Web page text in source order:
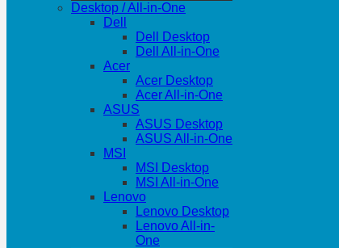
Desktop / All-in-One
Dell
Dell Desktop
Dell All-in-One
Acer
Acer Desktop
Acer All-in-One
ASUS
ASUS Desktop
ASUS All-in-One
MSI
MSI Desktop
MSI All-in-One
Lenovo
Lenovo Desktop
Lenovo All-in-
One